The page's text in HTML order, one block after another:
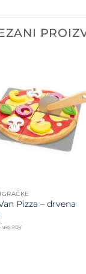
na
želja
Pizza – drvena
uklj. PDV